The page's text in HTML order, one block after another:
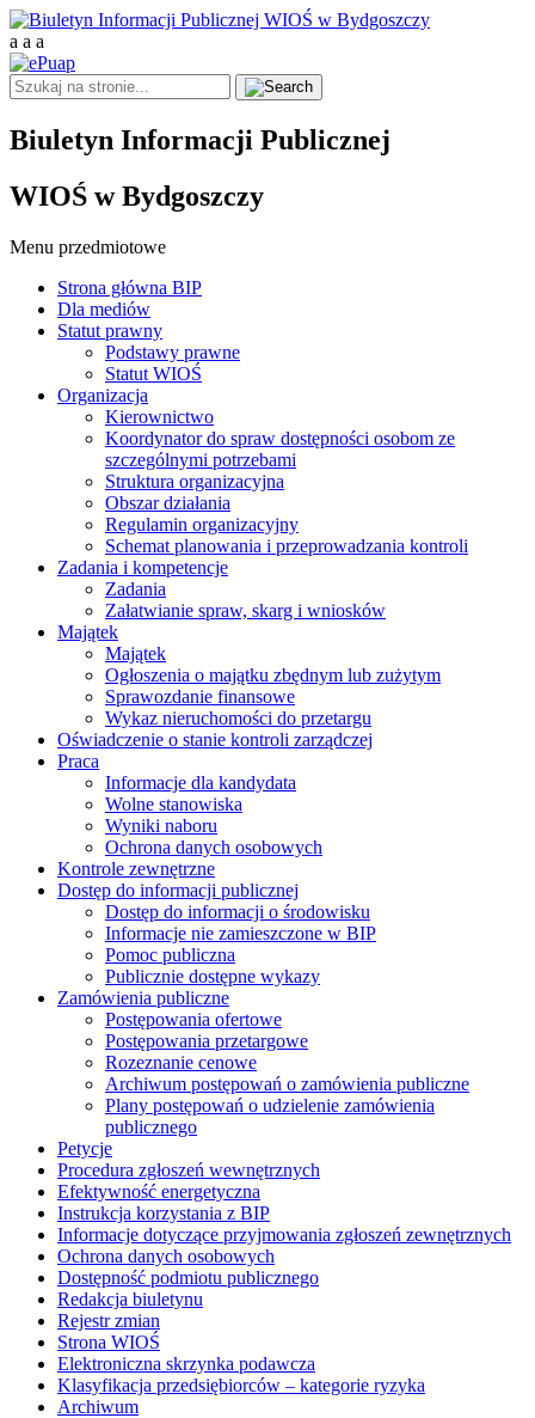
a a a
Biuletyn Informacji Publicznej
WIOŚ w Bydgoszczy
Menu przedmiotowe
Strona główna BIP
Dla mediów
Statut prawny
Podstawy prawne
Statut WIOŚ
Organizacja
Kierownictwo
Koordynator do spraw dostępności osobom ze
szczególnymi potrzebami
Struktura organizacyjna
Obszar działania
Regulamin organizacyjny
Schemat planowania i przeprowadzania kontroli
Zadania i kompetencje
Zadania
Załatwianie spraw, skarg i wniosków
Majątek
Majątek
Ogłoszenia o majątku zbędnym lub zużytym
Sprawozdanie finansowe
Wykaz nieruchomości do przetargu
Oświadczenie o stanie kontroli zarządczej
Praca
Informacje dla kandydata
Wolne stanowiska
Wyniki naboru
Ochrona danych osobowych
Kontrole zewnętrzne
Dostęp do informacji publicznej
Dostęp do informacji o środowisku
Informacje nie zamieszczone w BIP
Pomoc publiczna
Publicznie dostępne wykazy
Zamówienia publiczne
Postępowania ofertowe
Postępowania przetargowe
Rozeznanie cenowe
Archiwum postępowań o zamówienia publiczne
Plany postępowań o udzielenie zamówienia
publicznego
Petycje
Procedura zgłoszeń wewnętrznych
Efektywność energetyczna
Instrukcja korzystania z BIP
Informacje dotyczące przyjmowania zgłoszeń zewnętrznych
Ochrona danych osobowych
Dostępność podmiotu publicznego
Redakcja biuletynu
Rejestr zmian
Strona WIOŚ
Elektroniczna skrzynka podawcza
Klasyfikacja przedsiębiorców – kategorie ryzyka
Archiwum